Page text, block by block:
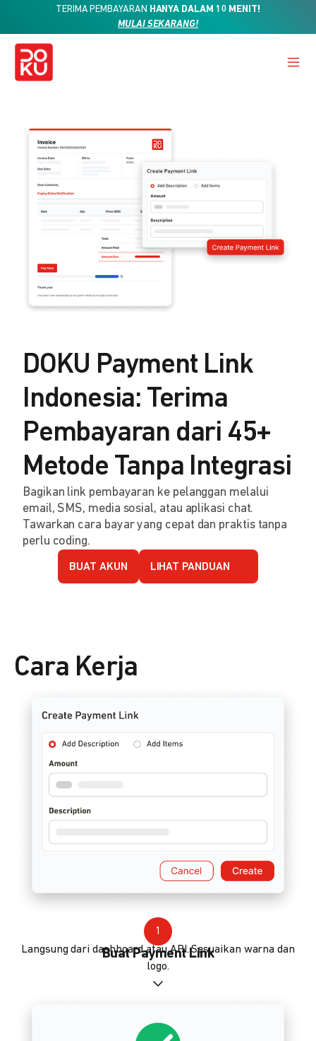
TERIMA PEMBAYARAN HANYA DALAM 10 MENIT!
MULAI SEKARANG!
DOKU Payment Link
Indonesia: Terima
Pembayaran dari 45+
Metode Tanpa Integrasi
Bagikan link pembayaran ke pelanggan melalui
email, SMS, media sosial, atau aplikasi chat.
Tawarkan cara bayar yang cepat dan praktis tanpa
perlu coding.
BUAT AKUN LIHAT PANDUAN
Cara Kerja
1
Buat Payment Link
Langsung dari dashboard atau API. Sesuaikan warna dan
logo.